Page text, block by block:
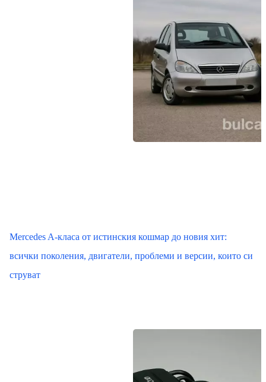
Mercedes A-класа от истинския кошмар до новия хит:
всички поколения, двигатели, проблеми и версии, които си
струват